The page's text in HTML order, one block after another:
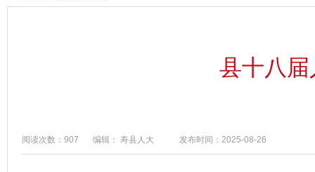
县十八
阅读次数：907 编辑： 寿县人大 发布时间：2025-08-26